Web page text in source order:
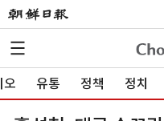
오 유통 정책 정치